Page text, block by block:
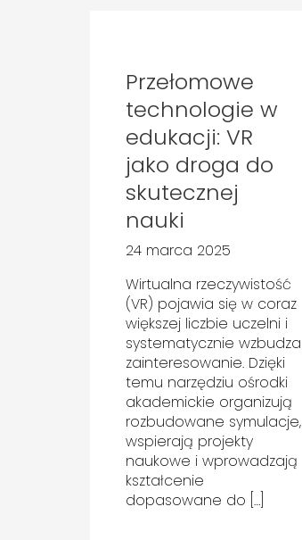
Przełomowe
technologie w
edukacji: VR
jako droga do
skutecznej
nauki
24 marca 2025
Wirtualna rzeczywistość
(VR) pojawia się w coraz
większej liczbie uczelni i
systematycznie wzbudza
zainteresowanie. Dzięki
temu narzędziu ośrodki
akademickie organizują
rozbudowane symulacje,
wspierają projekty
naukowe i wprowadzają
kształcenie
dopasowane do […]